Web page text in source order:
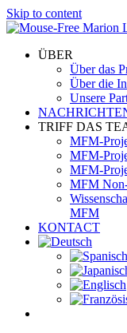
Skip to content
ÜBER
Über das
Über die
Unsere
TRIFF DAS
MFM-
MFM-
MFM-
MFM
MFM
KONTACT